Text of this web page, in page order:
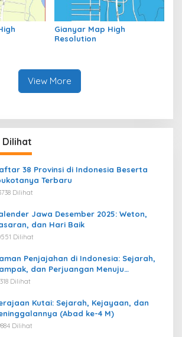
Gianyar Map High
Resolution
View More
Dilihat
38 Provinsi di Indonesia Beserta
Terbaru
Dilihat
Jawa Desember 2025: Weton,
dan Hari Baik
Dilihat
Penjajahan di Indonesia: Sejarah,
dan Perjuangan Menuju
Dilihat
Kutai: Sejarah, Kejayaan, dan
(Abad ke-4 M)
Dilihat